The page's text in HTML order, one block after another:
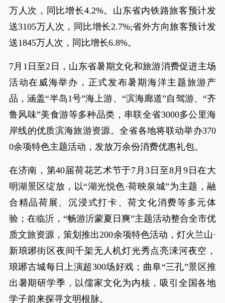
万人次，同比增长4.2%。山东省内铁路旅客预计发
送3105万人次，同比增长2.7%;省外方向旅客预计发
送1845万人次，同比增长6.8%。
7月1日至2日，山东省暑期文化和旅游消费促进主场
活动在威海举办，正式发布暑期海洋主题旅游产
品，涵盖“半岛1号”海上游、“滨海廊道”自驾游、“齐
鲁风味”美食游等多种品类，串联全省3000多公里海
岸线的优质滨海旅游资源。全省各地将联动举办370
0余项特色主题活动，发放万余份消费优惠礼包。
在济南，第40届荷花艺术节于7月3日至8月9日在大
明湖景区绽放，以“湖光悦色·荷映泉城”为主题，融
合精品荷展、沉浸式打卡、荷文化消费等多元体
验；在临沂，“畅游沂蒙夏日爽”主题活动整合全市优
质文旅资源，策划推出200余项特色活动，灯火兰山·
新琅琊街区夜间千架无人机灯光秀点亮涑河夜空，
琅琊古城每日上演超300场好戏；曲阜“三孔”景区推
出暑期研学季，以儒家文化为内核，吸引全国各地
学子前来探寻文明根脉。